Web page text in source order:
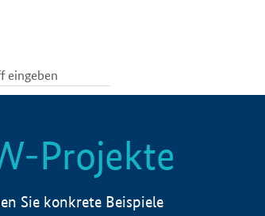
Projekte
Sie konkrete Beispiele